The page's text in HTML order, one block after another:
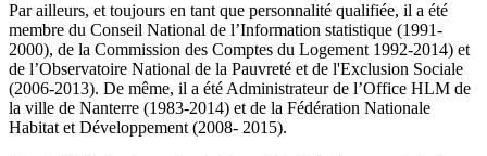
Par ailleurs, et toujours en tant que personnalité qualifiée, il a été
membre du Conseil National de l’Information statistique (1991-
2000), de la Commission des Comptes du Logement 1992-2014) et
de l’Observatoire National de la Pauvreté et de l'Exclusion Sociale
(2006-2013). De même, il a été Administrateur de l’Office HLM de
la ville de Nanterre (1983-2014) et de la Fédération Nationale
Habitat et Développement (2008- 2015).